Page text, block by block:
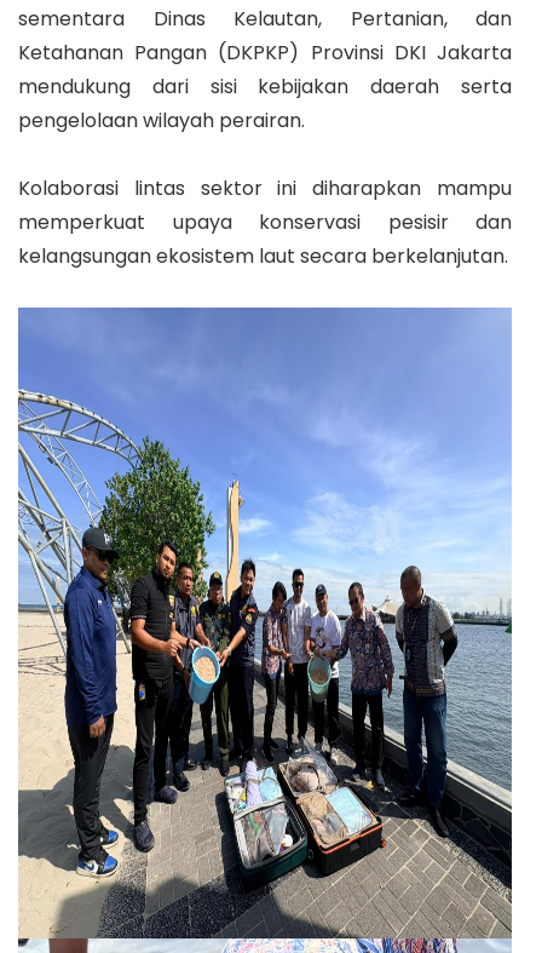
sementara Dinas Kelautan, Pertanian, dan
Ketahanan Pangan (DKPKP) Provinsi DKI Jakarta
mendukung dari sisi kebijakan daerah serta
pengelolaan wilayah perairan.
Kolaborasi lintas sektor ini diharapkan mampu
memperkuat upaya konservasi pesisir dan
kelangsungan ekosistem laut secara berkelanjutan.